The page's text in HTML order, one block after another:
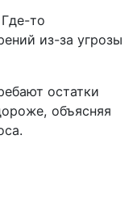
то
из-за угрозы
остатки
объясняя